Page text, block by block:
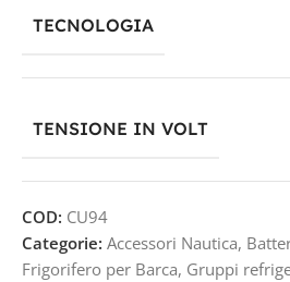
TECNOLOGIA
TENSIONE IN VOLT
COD: CU94
Categorie: Accessori Nautica,
Frigorifero per Barca, Gruppi